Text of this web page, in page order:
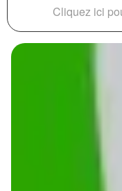
Cliquez ici